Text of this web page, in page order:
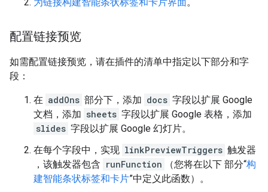
配置链接预览
如需配置链接预览，请在插件的清单中指定以下部分和字
段：
在 addOns 部分下，添加 docs 字段以扩展 Google
文档，添加 sheets 字段以扩展 Google 表格，添加
slides 字段以扩展 Google 幻灯片。
在每个字段中，实现 linkPreviewTriggers 触发器
，该触发器包含 runFunction （您将在以下 部分“构
建智能条状标签和卡片”中定义此函数）。